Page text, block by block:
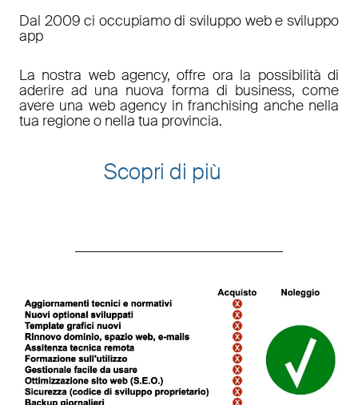
Dal 2009 ci occupiamo di sviluppo web e sviluppo
app
La nostra web agency, offre ora la possibilità di
aderire ad una nuova forma di business, come
avere una web agency in franchising anche nella
tua regione o nella tua provincia.
Scopri di più